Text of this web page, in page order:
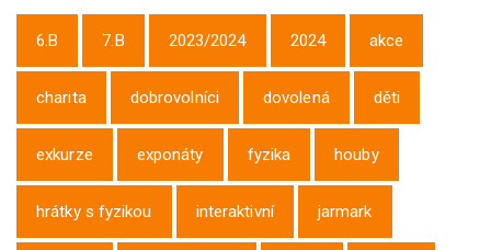
6.B 7.B 2023/2024 2024 akce
charita dobrovolníci dovolená děti
exkurze exponáty fyzika houby
hrátky s fyzikou interaktivní jarmark